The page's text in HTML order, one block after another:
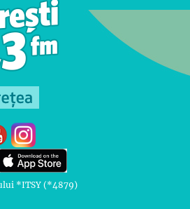
*ITSY (*4879)